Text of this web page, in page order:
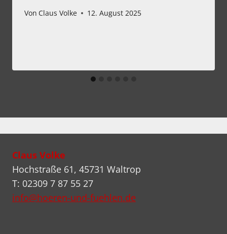
Von Claus Volke 12. August 2025
Claus Volke
Hochstraße 61, 45731 Waltrop
T: 02309 7 87 55 27
info@hoeren-und-fuehlen.de